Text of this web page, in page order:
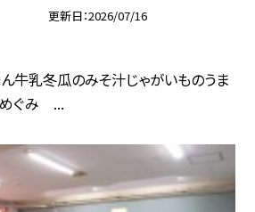
更新日 2026/07/16
牛乳冬瓜のみそ汁じゃがいものうま
めぐみ ...